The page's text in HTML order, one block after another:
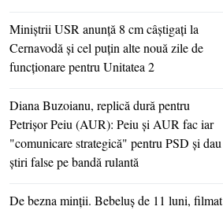
Miniştrii USR anunţă 8 cm câştigaţi la
Cernavodă şi cel puţin alte nouă zile de
funcţionare pentru Unitatea 2
Diana Buzoianu, replică dură pentru
Petrişor Peiu (AUR): Peiu şi AUR fac iar
"comunicare strategică" pentru PSD şi dau
ştiri false pe bandă rulantă
De bezna minţii. Bebeluş de 11 luni, filmat